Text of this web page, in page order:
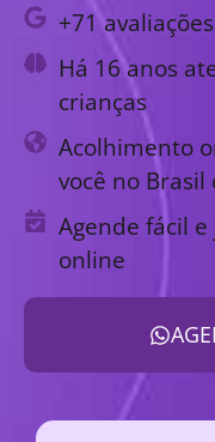
+71
Há 16 anos
crianças
Acolhimento
você no
Agende fácil
online